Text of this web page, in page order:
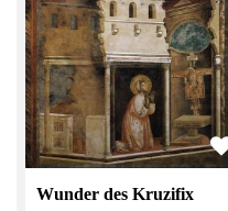
Wunder des Kruzifix